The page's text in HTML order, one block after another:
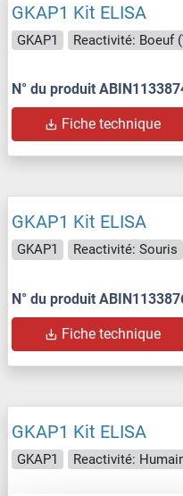
GKAP1 Kit ELISA
GKAP1 Reactivité: Boeuf
N° du produit
Fiche technique
GKAP1 Kit ELISA
GKAP1 Reactivité: Souris
N° du produit
Fiche technique
GKAP1 Kit ELISA
GKAP1 Reactivité: